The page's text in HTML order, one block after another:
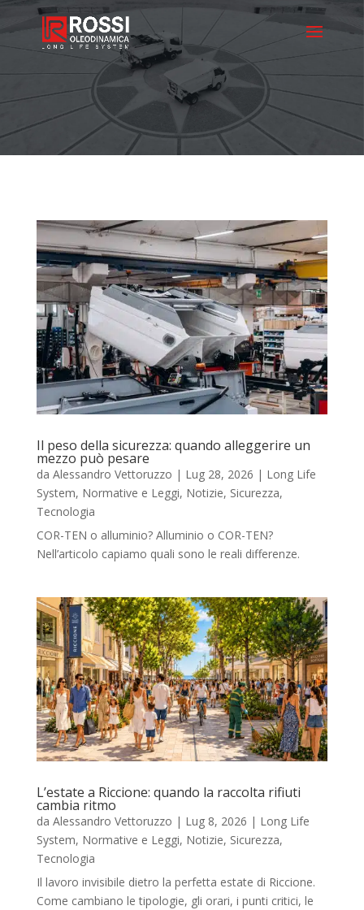
Il peso della sicurezza: quando alleggerire un
mezzo può pesare
da Alessandro Vettoruzzo | Lug 28, 2026 | Long Life
System, Normative e Leggi, Notizie, Sicurezza,
Tecnologia
COR-TEN o alluminio? Alluminio o COR-TEN?
Nell’articolo capiamo quali sono le reali differenze.
L’estate a Riccione: quando la raccolta rifiuti
cambia ritmo
da Alessandro Vettoruzzo | Lug 8, 2026 | Long Life
System, Normative e Leggi, Notizie, Sicurezza,
Tecnologia
Il lavoro invisibile dietro la perfetta estate di Riccione.
Come cambiano le tipologie, gli orari, i punti critici, le